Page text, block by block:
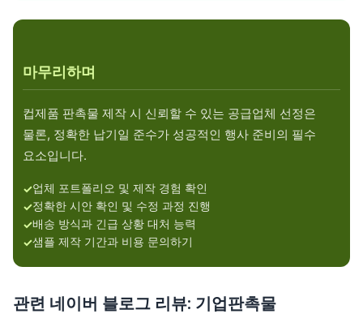
마무리하며
컵제품 판촉물 제작 시 신뢰할 수 있는 공급업체 선정은
물론, 정확한 납기일 준수가 성공적인 행사 준비의 필수
요소입니다.
업체 포트폴리오 및 제작 경험 확인
정확한 시안 확인 및 수정 과정 진행
배송 방식과 긴급 상황 대처 능력
샘플 제작 기간과 비용 문의하기
관련 네이버 블로그 리뷰: 기업판촉물